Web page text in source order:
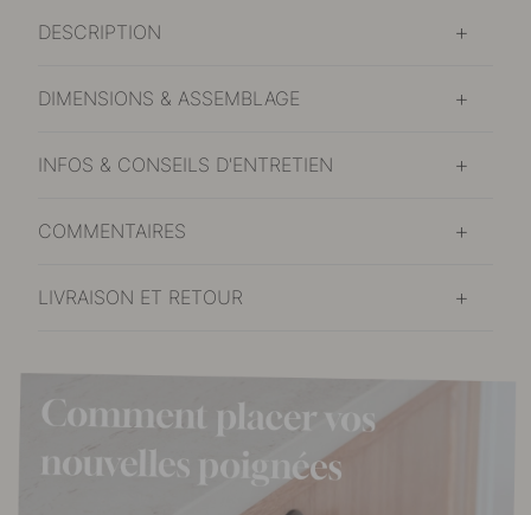
DESCRIPTION
DIMENSIONS & ASSEMBLAGE
INFOS & CONSEILS D'ENTRETIEN
COMMENTAIRES
LIVRAISON ET RETOUR